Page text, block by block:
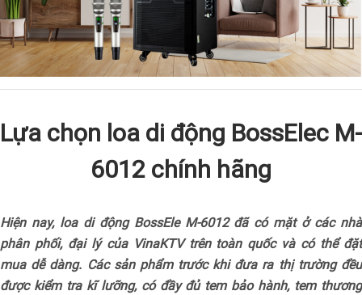
Lựa chọn loa di động BossElec M-
6012 chính hãng
Hiện nay, loa di động BossEle M-6012 đã có mặt ở các nhà
phân phối, đại lý của VinaKTV trên toàn quốc và có thể đặt
mua dễ dàng. Các sản phẩm trước khi đưa ra thị trường đều
được kiểm tra kĩ lưỡng, có đầy đủ tem bảo hành, tem thương